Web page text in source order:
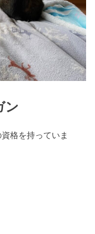
ン
格を持っていま